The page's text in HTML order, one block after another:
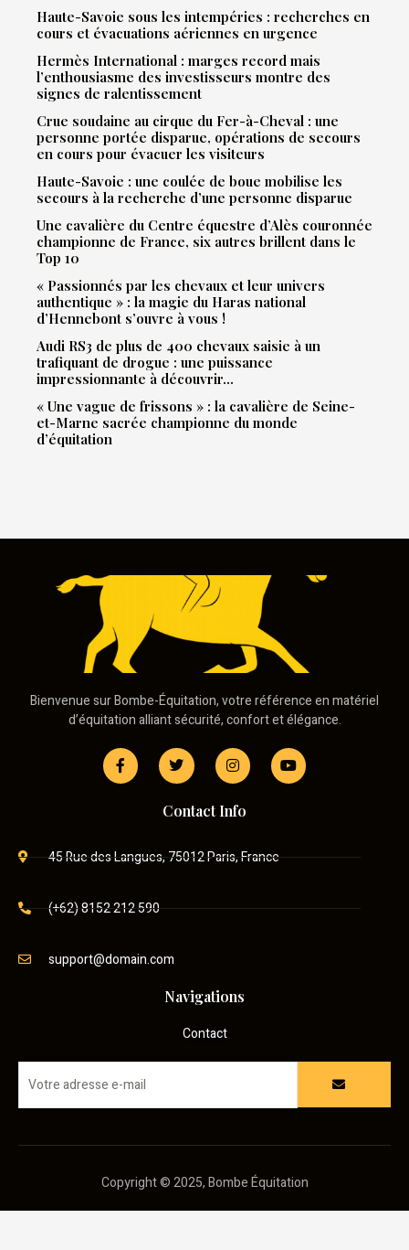
Haute-Savoie sous les intempéries : recherches en
cours et évacuations aériennes en urgence
Hermès International : marges record mais
l’enthousiasme des investisseurs montre des
signes de ralentissement
Crue soudaine au cirque du Fer-à-Cheval : une
personne portée disparue, opérations de secours
en cours pour évacuer les visiteurs
Haute-Savoie : une coulée de boue mobilise les
secours à la recherche d’une personne disparue
Une cavalière du Centre équestre d’Alès couronnée
championne de France, six autres brillent dans le
Top 10
« Passionnés par les chevaux et leur univers
authentique » : la magie du Haras national
d’Hennebont s’ouvre à vous !
Audi RS3 de plus de 400 chevaux saisie à un
trafiquant de drogue : une puissance
impressionnante à découvrir…
« Une vague de frissons » : la cavalière de Seine-
et-Marne sacrée championne du monde
d’équitation
Bienvenue sur Bombe-Équitation, votre référence en matériel
d’équitation alliant sécurité, confort et élégance.
Contact Info
45 Rue des Langues, 75012 Paris, France
(+62) 8152 212 590
support@domain.com
Navigations
Contact
Copyright © 2025, Bombe Équitation